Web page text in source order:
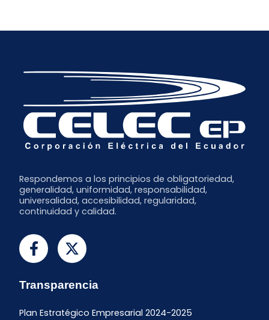
Respondemos a los principios de obligatoriedad,
generalidad, uniformidad, responsabilidad,
universalidad, accesibilidad, regularidad,
continuidad y calidad.
Transparencia
Plan Estratégico Empresarial 2024-2025